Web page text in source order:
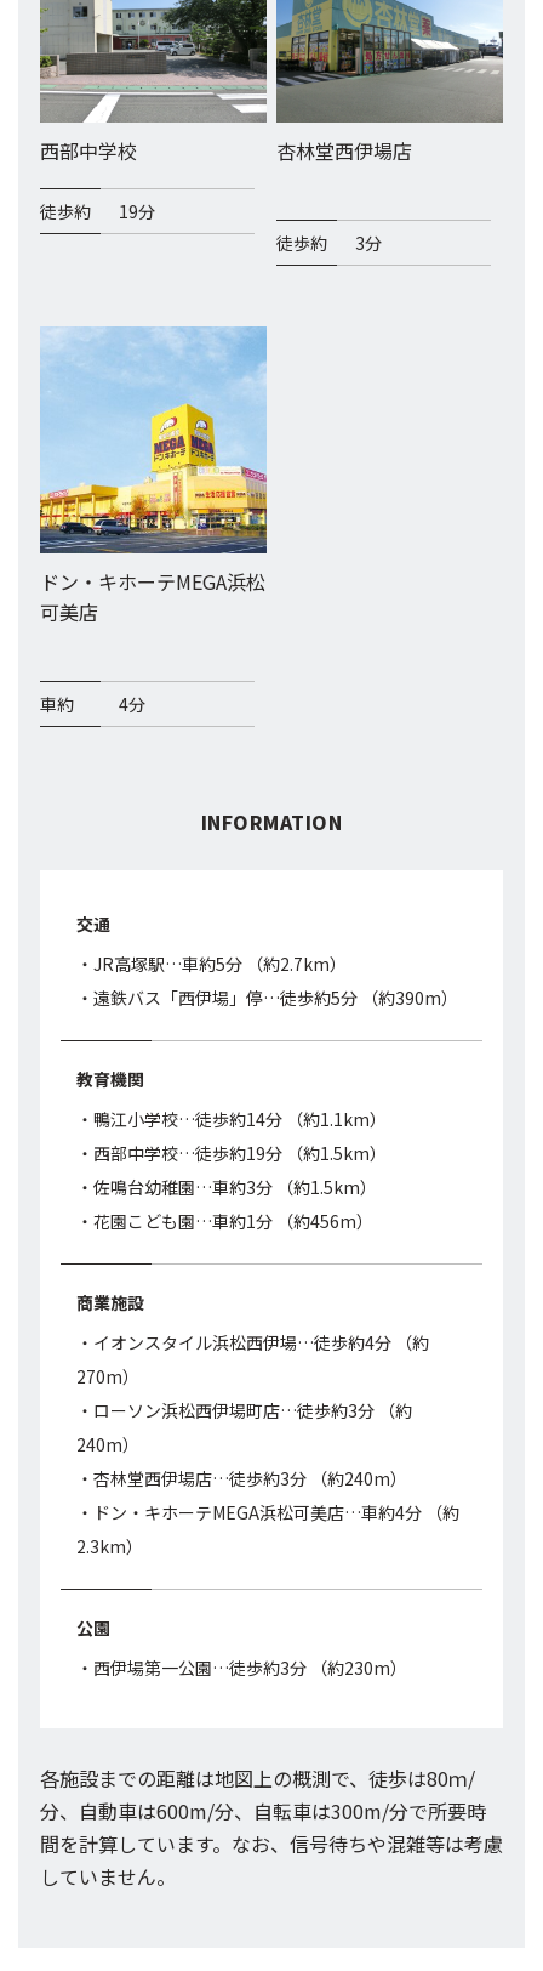
西部中学校
徒歩約 19分
杏林堂西伊場店
徒歩約 3分
ドン・キホーテMEGA浜松
可美店
車約 4分
INFORMATION
交通
・JR高塚駅…車約5分 （約2.7km）
・遠鉄バス「西伊場」停…徒歩約5分 （約390m）
教育機関
・鴨江小学校…徒歩約14分 （約1.1km）
・西部中学校…徒歩約19分 （約1.5km）
・佐鳴台幼稚園…車約3分 （約1.5km）
・花園こども園…車約1分 （約456m）
商業施設
・イオンスタイル浜松西伊場…徒歩約4分 （約
270m）
・ローソン浜松西伊場町店…徒歩約3分 （約
240m）
・杏林堂西伊場店…徒歩約3分 （約240m）
・ドン・キホーテMEGA浜松可美店…車約4分 （約
2.3km）
公園
・西伊場第一公園…徒歩約3分 （約230m）
各施設までの距離は地図上の概測で、徒歩は80ｍ/
分、自動車は600m/分、自転車は300m/分で所要時
間を計算しています。なお、信号待ちや混雑等は考慮
していません。